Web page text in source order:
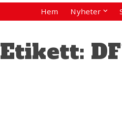
Hem Nyheter
Etikett: